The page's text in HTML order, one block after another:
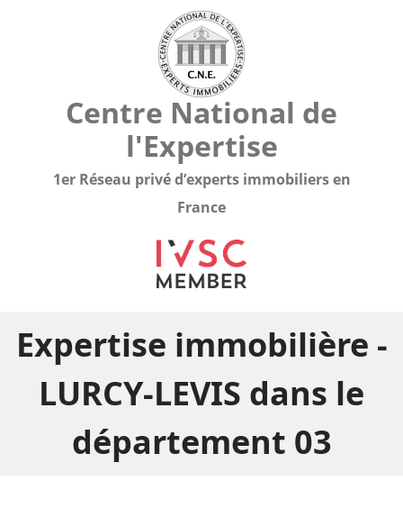
Centre National de
l'Expertise
1er Réseau privé d’experts immobiliers en
France
Expertise immobilière -
LURCY-LEVIS dans le
département 03